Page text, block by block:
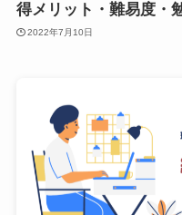
得メリット・難易度・
2022年7月10日